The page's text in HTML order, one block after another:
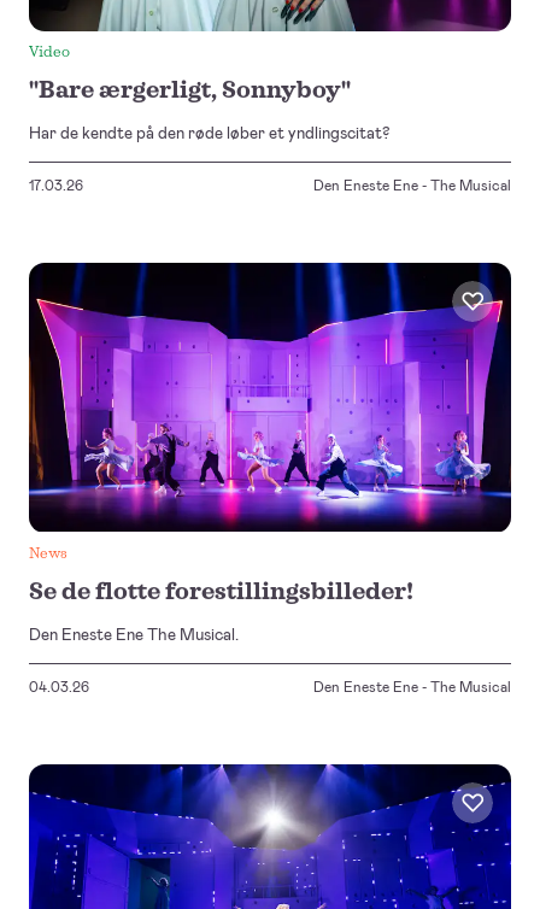
Video
"Bare ærgerligt, Sonnyboy"
Har de kendte på den røde løber et yndlingscitat?
17.03.26 Den Eneste Ene - The Musical
News
Se de flotte forestillingsbilleder!
Den Eneste Ene The Musical.
04.03.26 Den Eneste Ene - The Musical